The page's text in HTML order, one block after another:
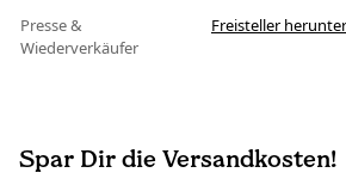
Presse &
Wiederverkäufer
Freisteller
Spar Dir die Versandkosten!